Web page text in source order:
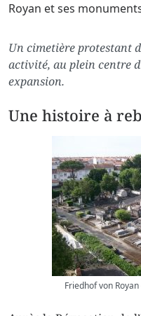
Royan et ses
Un cimetière protestant
activité, au plein centre
expansion.
Une histoire à
Friedhof von